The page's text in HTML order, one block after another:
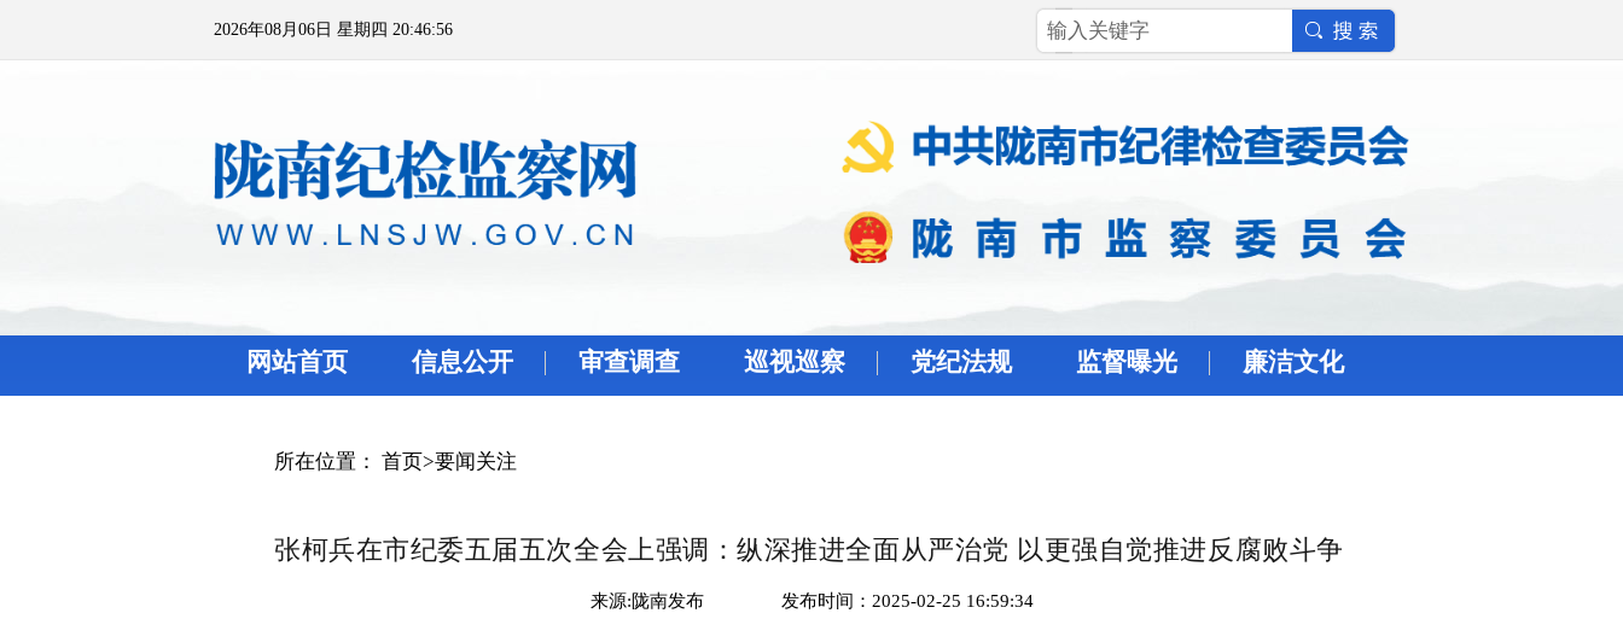
2026年08月06日 星期四 20:46:56
网站首页 信息公开 审查调查 巡视巡察 党纪法规 监督曝光 廉洁文化
所在位置： 首页>要闻关注
张柯兵在市纪委五届五次全会上强调：纵深推进全面从严治党 以更强自觉推进反腐败斗争
来源:陇南发布 发布时间： 2025-02-25 16:59:34